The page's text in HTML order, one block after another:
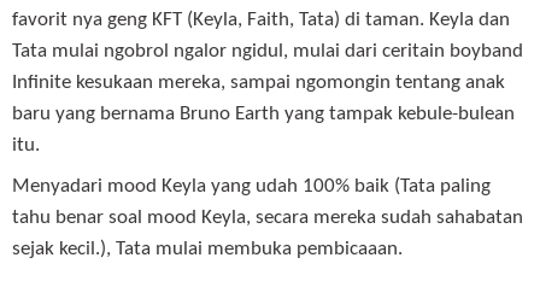
favorit nya geng KFT (Keyla, Faith, Tata) di taman. Keyla dan
Tata mulai ngobrol ngalor ngidul, mulai dari ceritain boyband
Infinite kesukaan mereka, sampai ngomongin tentang anak
baru yang bernama Bruno Earth yang tampak kebule-bulean
itu.
Menyadari mood Keyla yang udah 100% baik (Tata paling
tahu benar soal mood Keyla, secara mereka sudah sahabatan
sejak kecil.), Tata mulai membuka pembicaaan.